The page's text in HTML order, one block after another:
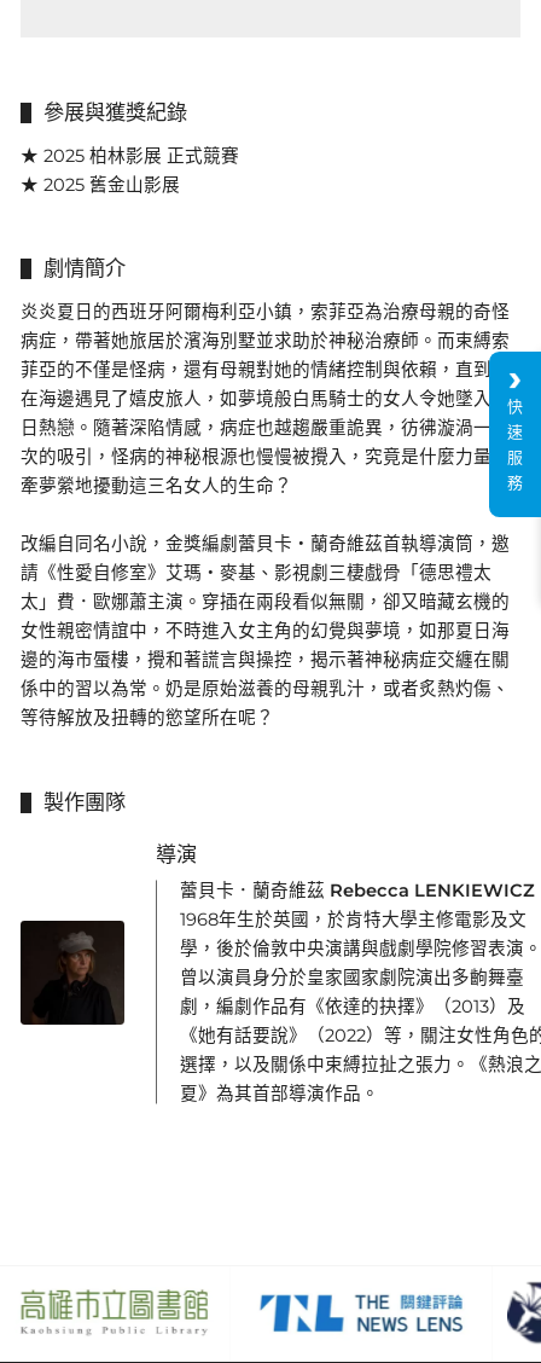
參展與獲獎紀錄
★ 2025 柏林影展 正式競賽
★ 2025 舊金山影展
劇情簡介
炎炎夏日的西班牙阿爾梅利亞小鎮，索菲亞為治療母親的奇怪
病症，帶著她旅居於濱海別墅並求助於神秘治療師。而束縛索
菲亞的不僅是怪病，還有母親對她的情緒控制與依賴，直到她
在海邊遇見了嬉皮旅人，如夢境般白馬騎士的女人令她墜入夏
日熱戀。隨著深陷情感，病症也越趨嚴重詭異，彷彿漩渦一次
次的吸引，怪病的神秘根源也慢慢被攪入，究竟是什麼力量魂
牽夢縈地擾動這三名女人的生命？
改編自同名小說，金獎編劇蕾貝卡・蘭奇維茲首執導演筒，邀
請《性愛自修室》艾瑪・麥基、影視劇三棲戲骨「德思禮太
太」費．歐娜蕭主演。穿插在兩段看似無關，卻又暗藏玄機的
女性親密情誼中，不時進入女主角的幻覺與夢境，如那夏日海
邊的海市蜃樓，攪和著謊言與操控，揭示著神秘病症交纏在關
係中的習以為常。奶是原始滋養的母親乳汁，或者炙熱灼傷、
等待解放及扭轉的慾望所在呢？
製作團隊
導演
蕾貝卡．蘭奇維茲 Rebecca LENKIEWICZ
1968年生於英國，於肯特大學主修電影及文
學，後於倫敦中央演講與戲劇學院修習表演
曾以演員身分於皇家國家劇院演出多齣舞臺
劇，編劇作品有《依達的抉擇》（2013）及
《她有話要說》（2022）等，關注女性角色
選擇，以及關係中束縛拉扯之張力。《熱浪
夏》為其首部導演作品。
快
速
服
務